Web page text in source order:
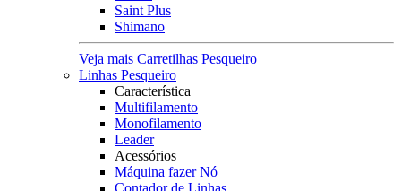
Saint Plus
Shimano
Veja mais Carretilhas Pesqueiro
Linhas Pesqueiro
Característica
Multifilamento
Monofilamento
Leader
Acessórios
Máquina fazer Nó
Contador de Linhas